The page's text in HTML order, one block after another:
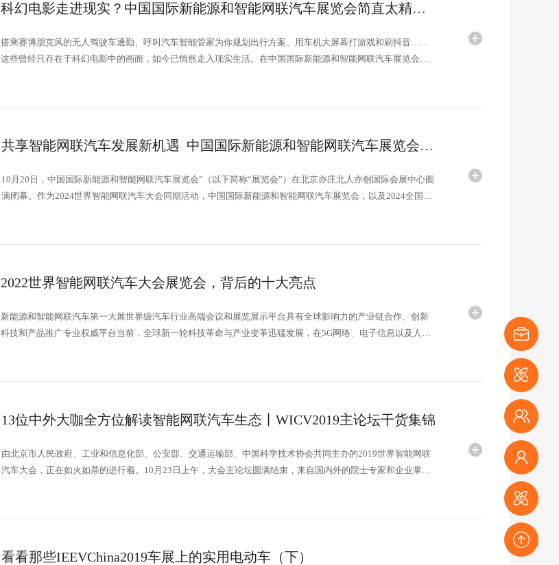
科幻电影走进现实？中国国际新能源和智能网联汽车展览会简直太精彩了→
搭乘赛博朋克风的无人驾驶车通勤、呼叫汽车智能管家为你规划出行方案、用车机大屏幕打游戏和刷抖音……
这些曾经只存在于科幻电影中的画面，如今已悄然走入现实生活。在中国国际新能源和智能网联汽车展览会
共享智能网联汽车发展新机遇 中国国际新能源和智能网联汽车展览会在北京亦庄圆满闭幕
10月20日，中国国际新能源和智能网联汽车展览会”（以下简称“展览会”）在北京亦庄北人亦创国际会展中心圆
满闭幕。作为2024世界智能网联汽车大会同期活动，中国国际新能源和智能网联汽车展览会，以及2024全国智
2022世界智能网联汽车大会展览会，背后的十大亮点
新能源和智能网联汽车第一大展世界级汽车行业高端会议和展览展示平台具有全球影响力的产业链合作、创新
科技和产品推广专业权威平台当前，全球新一轮科技革命与产业变革迅猛发展，在5G网络、电子信息以及人工
13位中外大咖全方位解读智能网联汽车生态丨WICV2019主论坛干货集锦
由北京市人民政府、工业和信息化部、公安部、交通运输部、中国科学技术协会共同主办的2019世界智能网联
汽车大会，正在如火如荼的进行着。10月23日上午，大会主论坛圆满结束，来自国内外的院士专家和企业掌门
看看那些IEEVChina2019车展上的实用电动车（下）
展商登记
媒体登记
观众登记
参会登记
赛事登记